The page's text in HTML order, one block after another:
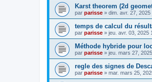
Karst theorem (2d
par parisse » dim. avr. 27,
temps de calcul du
par parisse » jeu. avr. 03, 2025
Méthode hybride pour
par parisse » jeu. mars 27,
regle des signes de
par parisse » mar. mars 25,